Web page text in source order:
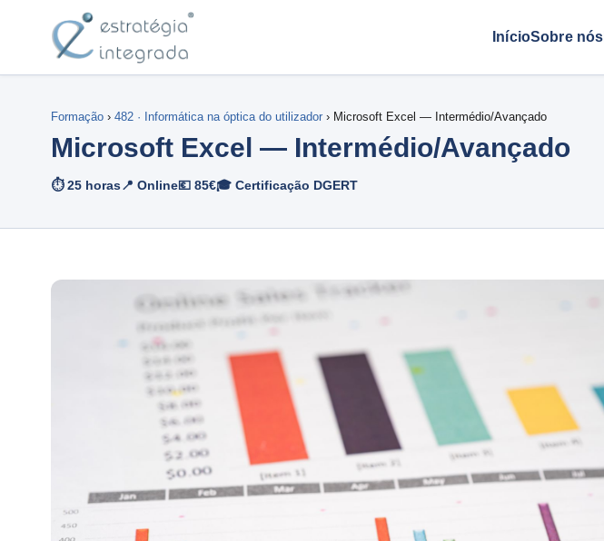
InícioSobre nós
Formação › 482 · Informática na óptica do utilizador › Microsoft Excel — Intermédio/Avançado
Microsoft Excel — Intermédio/Avançado
⏱ 25 horas📍 Online💶 85€🎓 Certificação DGERT